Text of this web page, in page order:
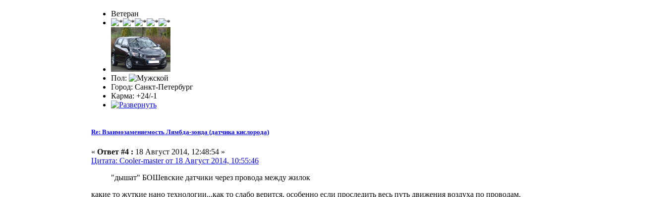
Ветеран
Пол:
Город: Санкт-Петербург
Карма: +24/-1
Re: Взаимозаменяемость Лямбда-зонда (датчика кислорода)
« Ответ #4 : 18 Август 2014, 12:48:54 »
Цитата: Cooler-master от 18 Август 2014, 10:55:46
"дышат" БОШевские датчики через провода между жилок
какие то жуткие нано технологии...как то слабо верится, особенно если проследить весь путь движения воздуха по проводам.